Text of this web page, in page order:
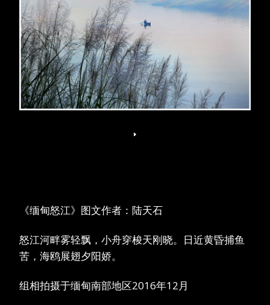
《缅甸怒江》图文作者：陆天石
怒江河畔雾轻飘，小舟穿梭天刚晓。日近黄昏捕鱼
苦，海鸥展翅夕阳娇。
组相拍摄于缅甸南部地区2016年12月